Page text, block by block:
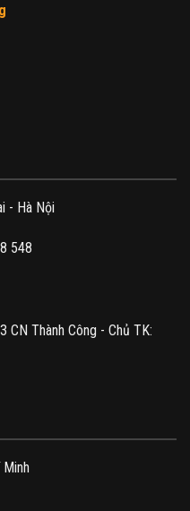
- Hà Nội
548
Thành Công - Chủ TK: